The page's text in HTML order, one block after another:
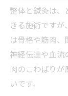
整体と鍼灸は、
きる施術です
は骨格や筋肉、
神経伝達や血流
肉のこわばり
いです。